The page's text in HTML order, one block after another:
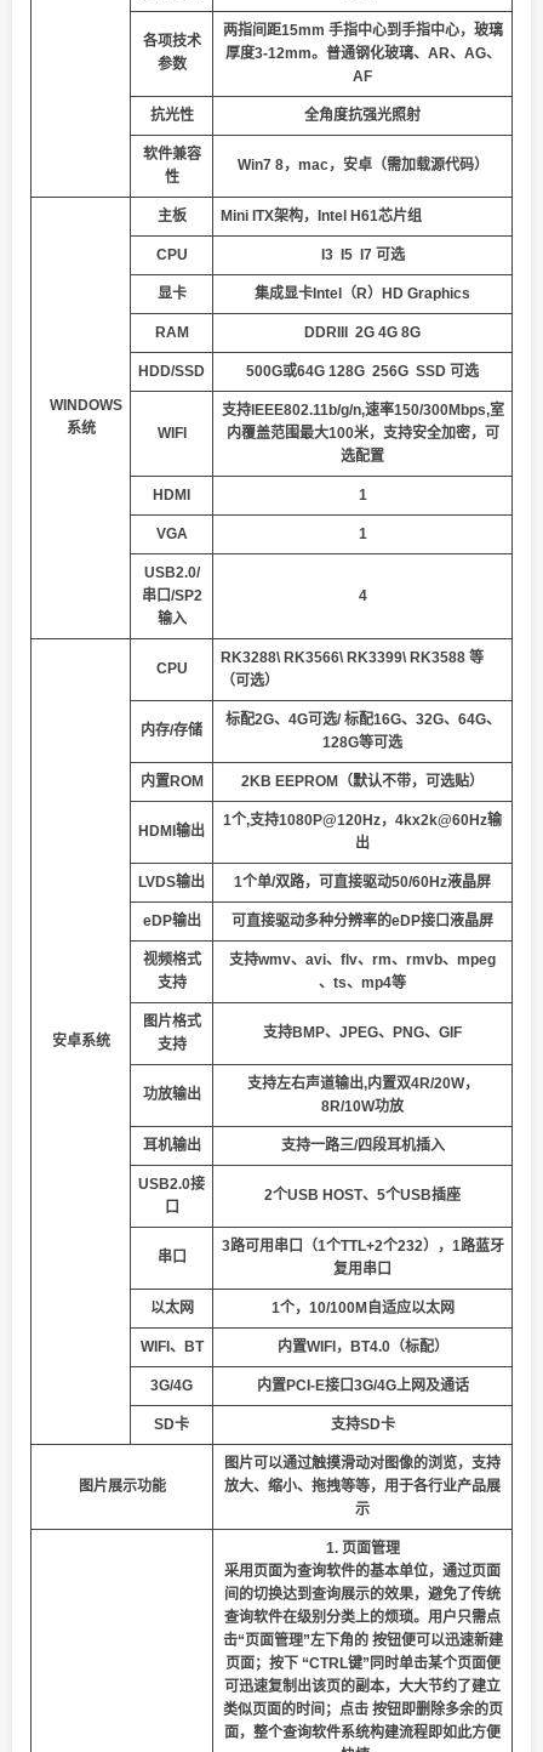
各项技术
参数
两指间距15mm 手指中心到手指中心，玻璃
厚度3-12mm。普通钢化玻璃、AR、AG、
AF
抗光性 全角度抗强光照射
软件兼容
性
Win7 8，mac，安卓（需加载源代码）
WINDOWS
系统
主板 Mini ITX架构，Intel H61芯片组
CPU I3 I5 I7 可选
显卡 集成显卡Intel（R）HD Graphics
RAM DDRIII 2G 4G 8G
HDD/SSD 500G或64G 128G 256G SSD 可选
WIFI
支持IEEE802.11b/g/n,速率150/300Mbps,室
内覆盖范围最大100米，支持安全加密，可
选配置
HDMI 1
VGA 1
USB2.0/
串口/SP2
输入
4
安卓系统
CPU
RK3288\ RK3566\ RK3399\ RK3588 等
（可选）
内存/存储
标配2G、 4G可选/标配16G、 32G、 64G、
128G等可选
内置ROM 2KB EEPROM（默认不带，可选贴）
HDMI 输出
1个,支持1080P@120Hz，4kx2k@60Hz输
出
LVDS输出 1个单/双路，可直接驱动50/60Hz液晶屏
eDP输出 可直接驱动多种分辨率的eDP接口液晶屏
视频格式
支持
支持wmv、 avi、 flv、 rm、 rmvb、 mpeg
、 ts、 mp4等
图片格式
支持
支持BMP、 JPEG、 PNG、 GIF
功放输出
支持左右声道输出,内置双4R/20W，
8R/10W功放
耳机输出 支持一路三/四段耳机插入
USB2.0接
口
2个USB HOST、5个USB插座
串口
3路可用 串口（1个TTL+2个232）， 1路蓝牙
复用串口
以太网 1个， 10/100M自适应以太网
WIFI、BT 内置WIFI，BT4.0（标配）
3G/4G 内置PCI-E接口3G/4G上网及通话
SD卡 支持SD卡
图片展示功能
图片可以通过触摸滑动对图像的浏览，支持
放大、缩小、拖拽等等，用于各行业产品展
示
1. 页面管理
采用页面为查询软件的基本单位，通过页面
间的切换达到查询展示的效果，避免了传统
查询软件在级别分类上的烦琐。用户只需点
击“页面管理”左下角的 按钮便可以迅速新建
页面；按下 “CTRL键”同时单击某个页面便
可迅速复制出该页的副本，大大节约了建立
类似页面的时间；点击 按钮即删除多余的页
面，整个查询软件系统构建流程即如此方便